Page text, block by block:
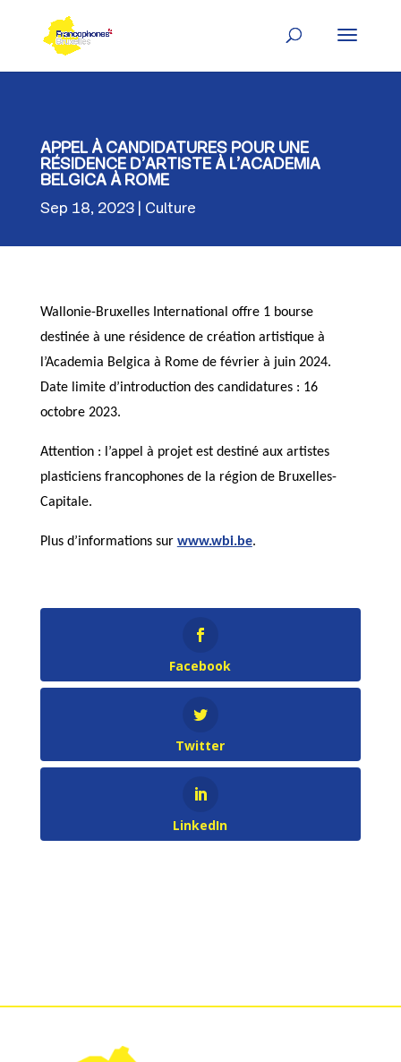
content
APPEL À CANDIDATURES POUR UNE
RÉSIDENCE D’ARTISTE À L’ACADEMIA
BELGICA À ROME
Sep 18, 2023 Culture
Wallonie-Bruxelles International offre 1 bourse
destinée à une résidence de création artistique à
l’Academia Belgica à Rome de février à juin 2024.
Date limite d’introduction des candidatures : 16
octobre 2023.
Attention : l’appel à projet est destiné aux artistes
plasticiens francophones de la région de Bruxelles-
Capitale.
Plus d’informations sur www.wbi.be.
Facebook
Twitter
LinkedIn